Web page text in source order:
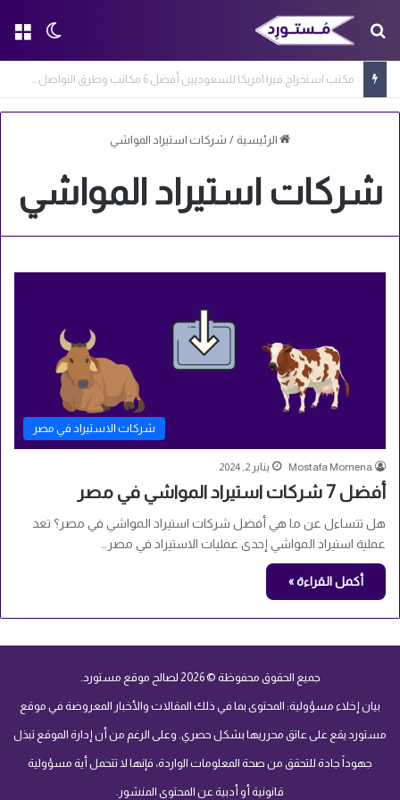
الوضع بحث عن
مكتب استخراج فيزا امريكا للسعوديين أفضل 6 مكاتب وطرق التواصل معها
الرئيسية / شركات استيراد المواشي
شركات استيراد المواشي
شركات الاستيراد في مصر
Mostafa Momena يناير 2, 2024
أفضل 7 شركات استيراد المواشي في مصر
هل تتساءل عن ما هي أفضل شركات استيراد المواشي في مصر؟ تعد
عملية استيراد المواشي إحدى عمليات الاستيراد في مصر…
أكمل القراءة »
جميع الحقوق محفوظة © 2026 لصالح موقع مستورد.
بيان إخلاء مسؤولية: المحتوى بما في ذلك المقالات والأخبار المعروضة في موقع
مستورد يقع على عاتق محرريها بشكل حصري. وعلى الرغم من أن إدارة الموقع تبذل
جهوداً جادة للتحقق من صحة المعلومات الواردة، فإنها لا تتحمل أية مسؤولية
قانونية أو أدبية عن المحتوى المنشور.